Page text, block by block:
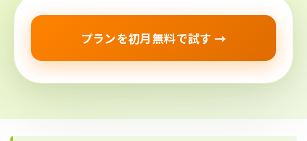
プランを初月無料で試す →